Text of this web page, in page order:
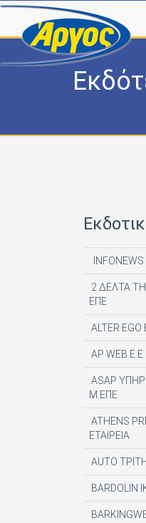
2 ΔΕΛΤΑ
ΕΠΕ
ALTER
AP WEB Ε Ε
ASAP
Μ.ΕΠΕ
ATHENS
ΕΤΑΙΡΕΙΑ
AUTO
BARDOLIN